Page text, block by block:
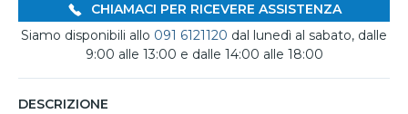
CHIAMACI PER RICEVERE ASSISTENZA
Siamo disponibili allo 091 6121120 dal lunedì al sabato, dalle
9:00 alle 13:00 e dalle 14:00 alle 18:00
DESCRIZIONE